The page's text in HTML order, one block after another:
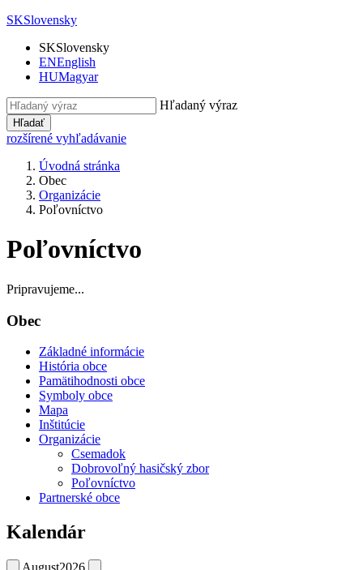
SKSlovensky
SKSlovensky
ENEnglish
HUMagyar
Hľadaný výraz
Hľadať
rozšírené vyhľadávanie
Úvodná stránka
Obec
Organizácie
Poľovníctvo
Poľovníctvo
Pripravujeme...
Obec
Základné informácie
História obce
Pamätihodnosti obce
Symboly obce
Mapa
Inštitúcie
Organizácie
Csemadok
Dobrovoľný hasičský zbor
Poľovníctvo
Partnerské obce
Kalendár